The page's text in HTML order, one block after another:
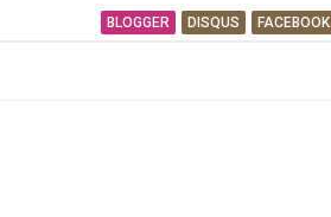
BLOGGER DISQUS FACEBOOK